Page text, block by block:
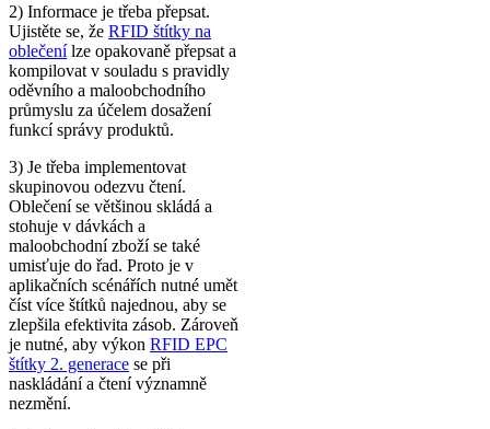
2) Informace je třeba přepsat.
Ujistěte se, že RFID štítky na
oblečenílze opakovaně přepsat a
kompilovat v souladu s pravidly
oděvního a maloobchodního
průmyslu za účelem dosažení
funkcí správy produktů.
3) Je třeba implementovat
skupinovou odezvu čtení.
Oblečení se většinou skládá a
stohuje v dávkách a
maloobchodní zboží se také
umisťuje do řad. Proto je v
aplikačních scénářích nutné umět
číst více štítků najednou, aby se
zlepšila efektivita zásob. Zároveň
je nutné, aby výkon RFID EPC
štítky 2. generace se při
naskládání a čtení významně
nezmění.